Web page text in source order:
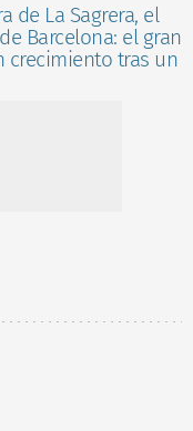
de La Sagrera, el
Barcelona: el gran
crecimiento tras un